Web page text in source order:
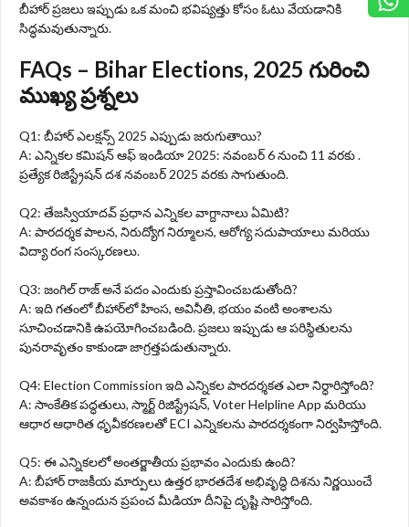
బీహార్ ప్రజలు ఇప్పుడు ఒక మంచి భవిష్యత్తు కోసం ఓటు వేయడానికి
సిద్ధమవుతున్నారు.
FAQs – Bihar Elections, 2025 గురించి
ముఖ్య ప్రశ్నలు
Q1: బీహార్ ఎలక్షన్స్ 2025 ఎప్పుడు జరుగుతాయి?
A: ఎన్నికల కమిషన్ ఆఫ్ ఇండియా 2025: నవంబర్ 6 నుంచి 11 వరకు .
ప్రత్యేక రిజిస్ట్రేషన్ దశ నవంబర్ 2025 వరకు సాగుతుంది.
Q2: తేజస్వియాదవ్ ప్రధాన ఎన్నికల వాగ్దానాలు ఏమిటి?
A: పారదర్శక పాలన, నిరుద్యోగ నిర్మూలన, ఆరోగ్య సదుపాయాలు మరియు
విద్యా రంగ సంస్కరణలు.
Q3: జంగిల్ రాజ్ అనే పదం ఎందుకు ప్రస్తావించబడుతోంది?
A: ఇది గతంలో బీహార్‌లో హింస, అవినీతి, భయం వంటి అంశాలను
సూచించడానికి ఉపయోగించబడింది. ప్రజలు ఇప్పుడు ఆ పరిస్థితులను
పునరావృతం కాకుండా జాగ్రత్తపడుతున్నారు.
Q4: Election Commission ఇది ఎన్నికల పారదర్శకత ఎలా నిర్ధారిస్తోంది?
A: సాంకేతిక పద్ధతులు, స్మార్ట్ రిజిస్ట్రేషన్, Voter Helpline App మరియు
ఆధార ఆధారిత ధృవీకరణలతో ECI ఎన్నికలను పారదర్శకంగా నిర్వహిస్తోంది.
Q5: ఈ ఎన్నికలలో అంతర్జాతీయ ప్రభావం ఎందుకు ఉంది?
A: బీహార్ రాజకీయ మార్పులు ఉత్తర భారతదేశ అభివృద్ధి దిశను నిర్ణయించే
అవకాశం ఉన్నందున ప్రపంచ మీడియా దీనిపై దృష్టి సారిస్తోంది.